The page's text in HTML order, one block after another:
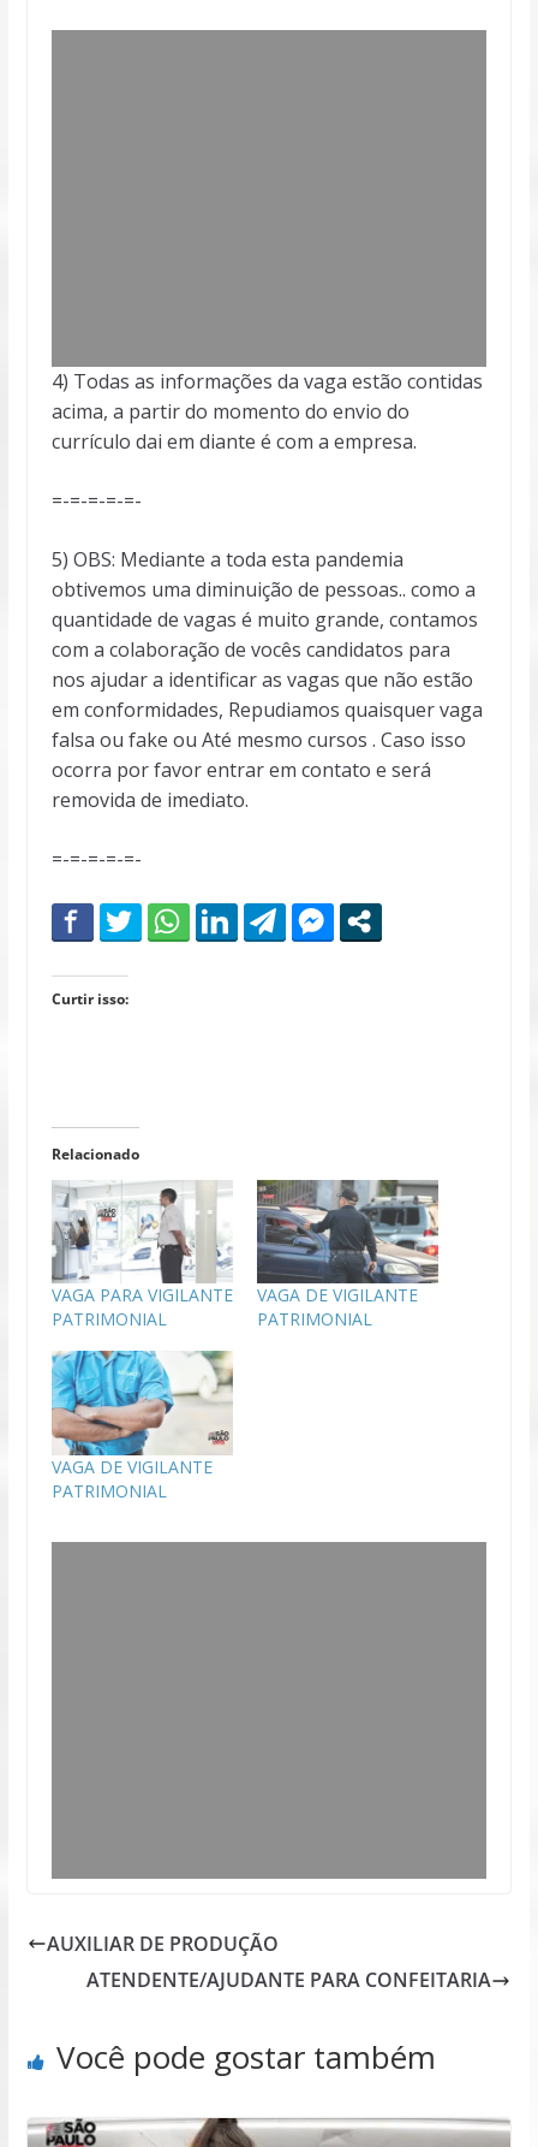
4) Todas as informações da vaga estão contidas
acima, a partir do momento do envio do
currículo dai em diante é com a empresa.
=-=-=-=-=-
5) OBS: Mediante a toda esta pandemia
obtivemos uma diminuição de pessoas.. como a
quantidade de vagas é muito grande, contamos
com a colaboração de vocês candidatos para
nos ajudar a identificar as vagas que não estão
em conformidades, Repudiamos quaisquer vaga
falsa ou fake ou Até mesmo cursos . Caso isso
ocorra por favor entrar em contato e será
removida de imediato.
=-=-=-=-=-
Curtir isso:
Relacionado
VAGA PARA VIGILANTE
PATRIMONIAL
VAGA DE VIGILANTE
PATRIMONIAL
VAGA DE VIGILANTE
PATRIMONIAL
AUXILIAR DE PRODUÇÃO
ATENDENTE/AJUDANTE PARA CONFEITARIA
Você pode gostar também